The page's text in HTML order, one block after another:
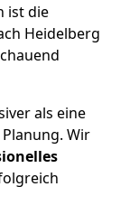
ist die
Heidelberg
als eine
Wir